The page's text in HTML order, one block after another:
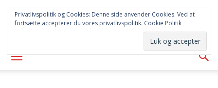
SYD
AVISEN
Privatlivspolitik og Cookies: Denne side anvender Cookies. Ved at
fortsætte accepterer du vores privatlivspolitik. Cookie Politik